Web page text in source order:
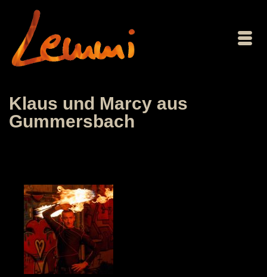
Klaus und Marcy aus
Gummersbach